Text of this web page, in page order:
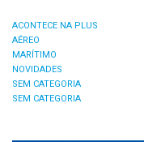
ACONTECE NA PLUS
AÉREO
MARÍTIMO
NOVIDADES
SEM CATEGORIA
SEM CATEGORIA